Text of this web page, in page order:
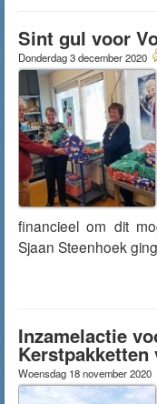
Sint gul voor
Donderdag 3 december 2020
financieel om dit
Sjaan Steenhoek
Inzamelactie
Kerstpakketten
Woensdag 18 november 2020